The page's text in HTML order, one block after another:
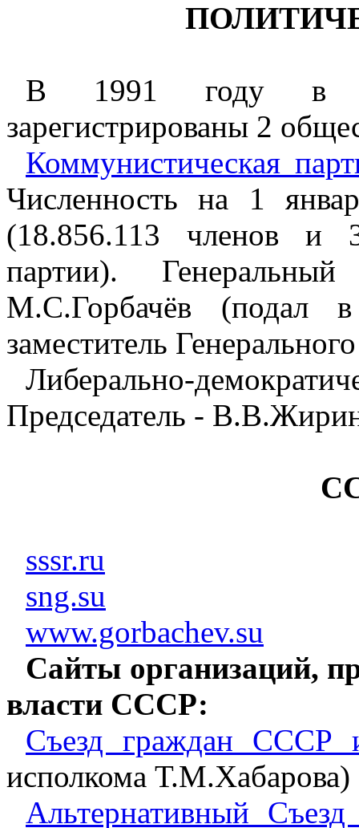
В 1991 году в
зарегистрированы 2
Коммунистическая
Численность на 1
(18.856.113 членов и
партии).
М.С.Горбачёв (подал
заместитель
Либерально-
Председатель -
sssr.ru
sng.su
www.gorbachev.su
Сайты организаций,
власти СССР:
Съезд граждан СССР
исполкома Т.М.Хабарова)
Альтернативный